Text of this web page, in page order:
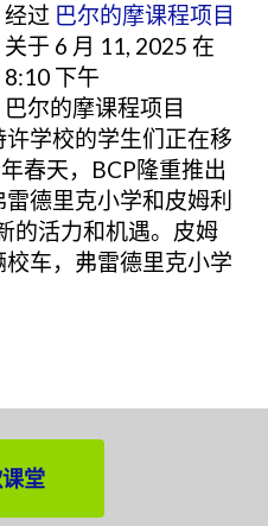
经过 巴尔的摩课程项目
关于 6 月 11, 2025 在
8:10 下午
巴尔的摩课程项目
学校的学生们正在移
春天，BCP隆重推出
德里克小学和皮姆利
的活力和机遇。皮姆
车，弗雷德里克小学
堂